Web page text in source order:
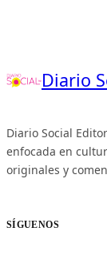
Diario
Diario Social
enfocada en
originales y
SÍGUENOS